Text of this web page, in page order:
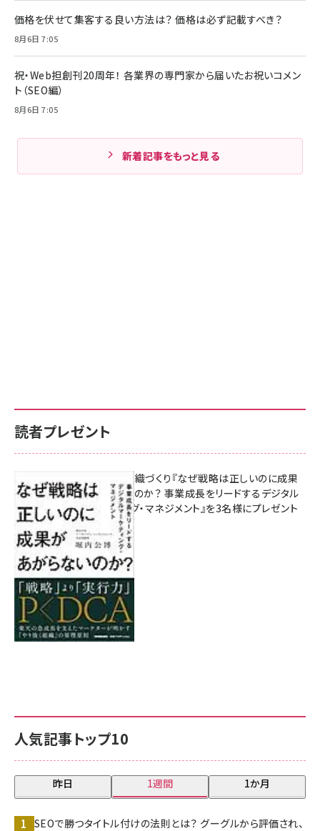
価格を伏せて集客する良い方法は？ 価格は必ず記載すべき？
8月6日 7:05
祝・Web担創刊20周年！ 各業界の専門家から届いたお祝いコメン
ト（SEO編）
8月6日 7:05
新着記事をもっと見る
人気記事トップ10
昨日 1週間 1か月
SEOで勝つタイトル付けの法則とは？ グーグルから評価され、
読者プレゼント
成果を生む組織づくり『なぜ戦略は正しいのに成果
があがらないのか？ 事業成長をリードするデジタル
マーケティング・マネジメント』を3名様にプレゼント
8月7日 10:00